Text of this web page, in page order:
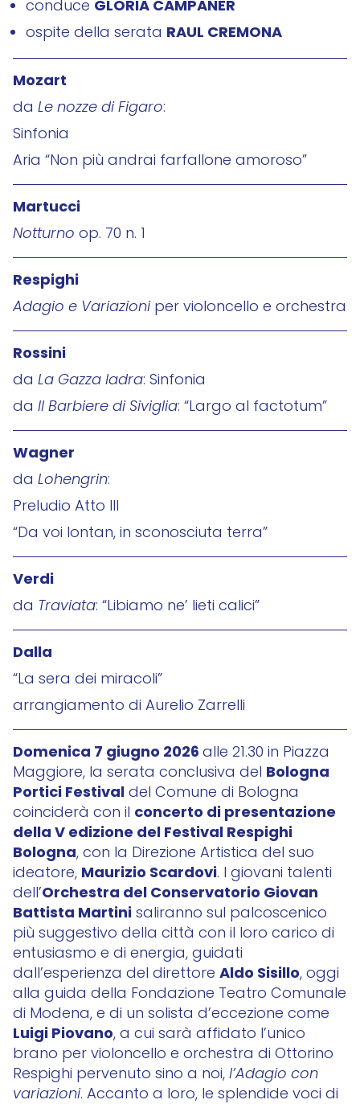
conduce GLORIA CAMPANER
ospite della serata RAUL CREMONA
Mozart
da Le nozze di Figaro:
Sinfonia
Aria “Non più andrai farfallone amoroso”
Martucci
Notturno op. 70 n. 1
Respighi
Adagio e Variazioniper violoncello e orchestra
Rossini
da La Gazza ladra: Sinfonia
da Il Barbiere di Siviglia: “Largo al factotum”
Wagner
da Lohengrin:
Preludio Atto III
“Da voi lontan, in sconosciuta terra”
Verdi
da Traviata: “Libiamo ne’ lieti calici”
Dalla
“La sera dei miracoli”
arrangiamento di Aurelio Zarrelli
Domenica 7 giugno 2026alle 21.30 in Piazza
Maggiore, la serata conclusiva del Bologna
Portici Festivaldel Comune di Bologna
coinciderà con il concerto di presentazione
della V edizione del Festival Respighi
Bologna, con la Direzione Artistica del suo
ideatore, Maurizio Scardovi. I giovani talenti
dell’Orchestra del Conservatorio Giovan
Battista Martinisaliranno sul palcoscenico
più suggestivo della città con il loro carico di
entusiasmo e di energia, guidati
dall’esperienza del direttore Aldo Sisillo, oggi
alla guida della Fondazione Teatro Comunale
di Modena, e di un solista d’eccezione come
Luigi Piovano, a cui sarà affidato l’unico
brano per violoncello e orchestra di Ottorino
Respighi pervenuto sino a noi,l’Adagio con
variazioni. Accanto a loro, le splendide voci di